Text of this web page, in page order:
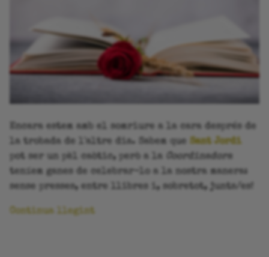
Encara estem amb el somriure a la cara després de
la trobada de l'altre dia. Sabem que
Sant Jordi
pot ser un pèl caòtic, però a la
Coordinadora
teníem ganes de celebrar-lo a la nostra manera:
sense presses, entre llibres i, sobretot, junts/es!
Continua llegint